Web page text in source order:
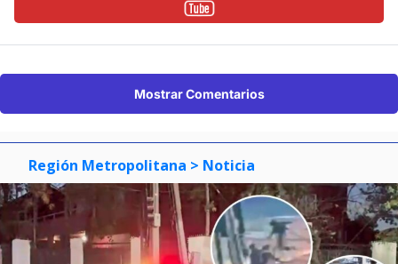
Mostrar Comentarios
Región Metropolitana > Noticia